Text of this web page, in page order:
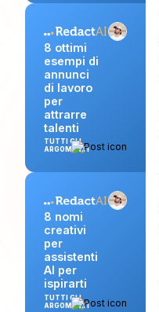
8 ottimi
esempi di
annunci
di lavoro
per
attrarre
talenti
TUTTI GLI
ARGOMENTI
8 nomi
creativi
per
assistenti
AI per
ispirarti
TUTTI GLI
ARGOMENTI